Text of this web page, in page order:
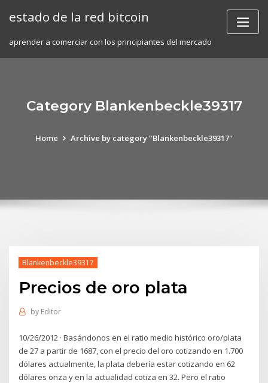
estado de la red bitcoin
aprender a comerciar con los principiantes del mercado
Category Blankenbeckle39317
Home Archive by category "Blankenbeckle39317"
Blankenbeckle39317
Precios de oro plata
by Editor
10/26/2012 · Basándonos en el ratio medio histórico oro/plata
de 27 a partir de 1687, con el precio del oro cotizando en 1.700
dólares actualmente, la plata debería estar cotizando en 62
dólares onza y en la actualidad cotiza en 32. Pero el ratio